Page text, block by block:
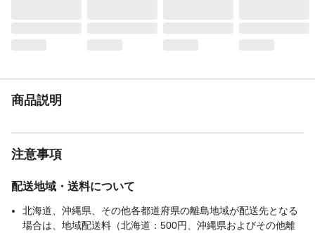
商品説明
注意事項
配送地域・送料について
北海道、沖縄県、その他各都道府県の離島地域が配送先となる
場合は、地域配送料（北海道：500円、沖縄県およびその他離